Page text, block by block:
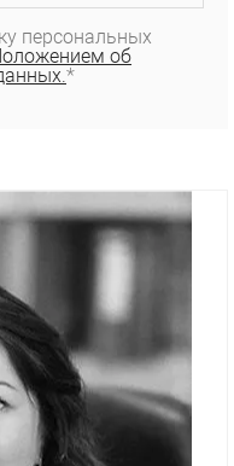
персональных
об
*